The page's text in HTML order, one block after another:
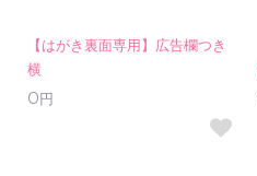
【はがき裏面専用】広告欄つき
横
0円